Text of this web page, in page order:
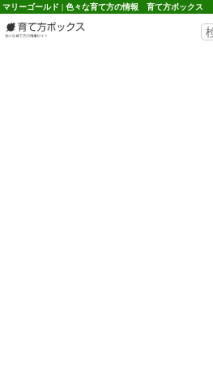
マリーゴールド | 色々な育て方の情報 育て方ボックス